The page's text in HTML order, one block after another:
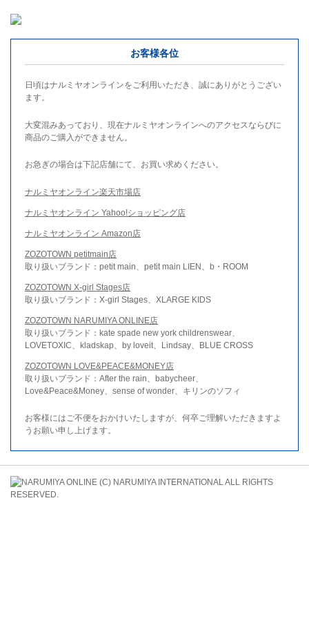
お客様各位
日頃はナルミヤオンラインをご利用いただき、誠にありがとうござい
ます。
大変混みあっており、現在ナルミヤオンラインへのアクセスならびに
商品のご購入ができません。
お急ぎの場合は下記店舗にて、お買い求めください。
ナルミヤオンライン楽天市場店
ナルミヤオンライン Yahoo!ショッピング店
ナルミヤオンライン Amazon店
ZOZOTOWN petitmain店
取り扱いブランド：petit main、petit main LIEN、b・ROOM
ZOZOTOWN X-girl Stages店
取り扱いブランド：X-girl Stages、XLARGE KIDS
ZOZOTOWN NARUMIYA ONLINE店
取り扱いブランド：kate spade new york childrenswear、
LOVETOXIC、kladskap、by loveit、Lindsay、BLUE CROSS
ZOZOTOWN LOVE&PEACE&MONEY店
取り扱いブランド：After the rain、babycheer、
Love&Peace&Money、sense of wonder、キリンのソフィ
お客様にはご不便をおかけいたしますが、何卒ご理解いただきますよ
うお願い申し上げます。